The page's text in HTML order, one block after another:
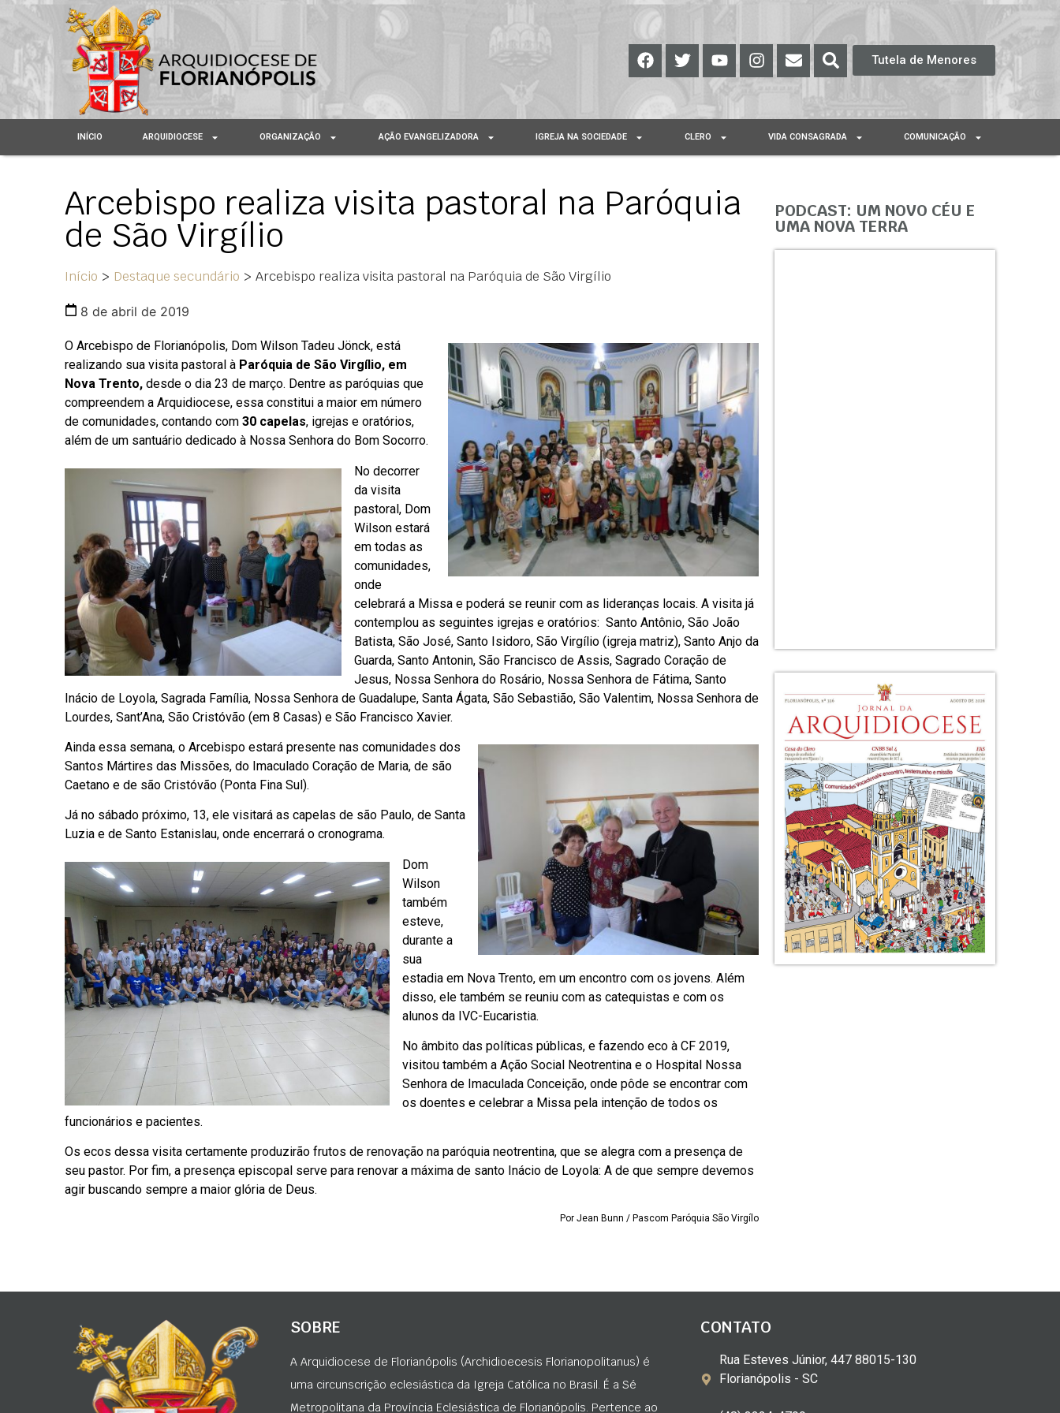
Tutela de Menores
INÍCIO ARQUIDIOCESE ORGANIZAÇÃO AÇÃO EVANGELIZADORA IGREJA NA SOCIEDADE CLERO VIDA CONSAGRADA COMUNICAÇÃO
Arcebispo realiza visita pastoral na Paróquia
de São Virgílio
Início > Destaque secundário > Arcebispo realiza visita pastoral na Paróquia de São Virgílio
8 de abril de 2019
O Arcebispo de Florianópolis, Dom Wilson Tadeu Jönck, está
realizando sua visita pastoral à Paróquia de São Virgílio, em
Nova Trento, desde o dia 23 de março. Dentre as paróquias que
compreendem a Arquidiocese, essa constitui a maior em número
de comunidades, contando com 30 capelas, igrejas e oratórios,
além de um santuário dedicado à Nossa Senhora do Bom Socorro.
No decorrer
da visita
pastoral, Dom
Wilson estará
em todas as
comunidades,
onde
celebrará a Missa e poderá se reunir com as lideranças locais. A visita já
contemplou as seguintes igrejas e oratórios: Santo Antônio, São João
Batista, São José, Santo Isidoro, São Virgílio (igreja matriz), Santo Anjo da
Guarda, Santo Antonin, São Francisco de Assis, Sagrado Coração de
Jesus, Nossa Senhora do Rosário, Nossa Senhora de Fátima, Santo
Inácio de Loyola, Sagrada Família, Nossa Senhora de Guadalupe, Santa Ágata, São Sebastião, São Valentim, Nossa Senhora de
Lourdes, Sant’Ana, São Cristóvão (em 8 Casas) e São Francisco Xavier.
Ainda essa semana, o Arcebispo estará presente nas comunidades dos
Santos Mártires das Missões, do Imaculado Coração de Maria, de são
Caetano e de são Cristóvão (Ponta Fina Sul).
Já no sábado próximo, 13, ele visitará as capelas de são Paulo, de Santa
Luzia e de Santo Estanislau, onde encerrará o cronograma.
Dom
Wilson
também
esteve,
durante a
sua
estadia em Nova Trento, em um encontro com os jovens. Além
disso, ele também se reuniu com as catequistas e com os
alunos da IVC-Eucaristia.
No âmbito das políticas públicas, e fazendo eco à CF 2019,
visitou também a Ação Social Neotrentina e o Hospital Nossa
Senhora de Imaculada Conceição, onde pôde se encontrar com
os doentes e celebrar a Missa pela intenção de todos os
funcionários e pacientes.
Os ecos dessa visita certamente produzirão frutos de renovação na paróquia neotrentina, que se alegra com a presença de
seu pastor. Por fim, a presença episcopal serve para renovar a máxima de santo Inácio de Loyola: A de que sempre devemos
agir buscando sempre a maior glória de Deus.
Por Jean Bunn / Pascom Paróquia São Virgílo
PODCAST: UM NOVO CÉU E
UMA NOVA TERRA
SOBRE
A Arquidiocese de Florianópolis (Archidioecesis Florianopolitanus) é
uma circunscrição eclesiástica da Igreja Católica no Brasil. É a Sé
Metropolitana da Província Eclesiástica de Florianópolis. Pertence ao
CONTATO
Rua Esteves Júnior, 447 88015-130
Florianópolis - SC